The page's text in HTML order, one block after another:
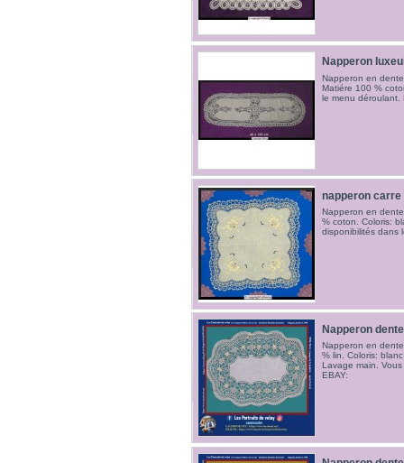
Napperon
Napperon en
Matiére 100 %
le menu déroulant.
napperon carre
Napperon en
% coton. Coloris:
disponibilités dans
Napperon
Napperon en
% lin. Coloris:
Lavage main.
EBAY: